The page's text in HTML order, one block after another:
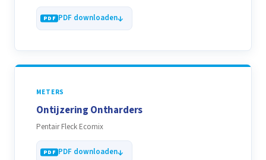
PDF downloaden
METERS
Ontijzering Ontharders
Pentair Fleck Ecomix
PDF downloaden